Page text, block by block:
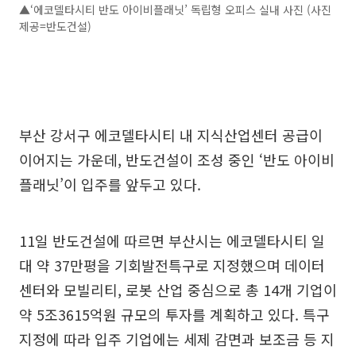
▲‘에코델타시티 반도 아이비플래닛’ 독립형 오피스 실내 사진 (사진
제공=반도건설)
부산 강서구 에코델타시티 내 지식산업센터 공급이
이어지는 가운데, 반도건설이 조성 중인 ‘반도 아이비
플래닛’이 입주를 앞두고 있다.
11일 반도건설에 따르면 부산시는 에코델타시티 일
대 약 37만평을 기회발전특구로 지정했으며 데이터
센터와 모빌리티, 로봇 산업 중심으로 총 14개 기업이
약 5조3615억원 규모의 투자를 계획하고 있다. 특구
지정에 따라 입주 기업에는 세제 감면과 보조금 등 지